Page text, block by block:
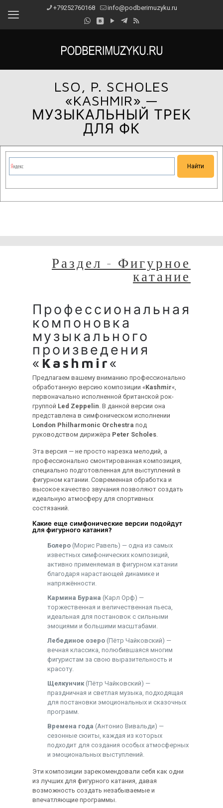
+79252760168 info@podberimuzyku.ru
LSO, P. SCHOLES
«KASHMIR» —
МУЗЫКАЛЬНЫЙ ТРЕК
ДЛЯ ФК
Раздел - Фигурное
катание
Профессиональная
компоновка
музыкального
произведения
« Kashmir«
Предлагаем вашему вниманию профессионально
обработанную версию композиции «Kashmir«,
первоначально исполненной британской рок-
группой Led Zeppelin. В данной версии она
представлена в симфоническом исполнении
London Philharmonic Orchestra под
руководством дирижёра Peter Scholes.
Эта версия — не просто нарезка мелодий, а
профессионально смонтированная композиция,
специально подготовленная для выступлений в
фигурном катании. Современная обработка и
высокое качество звучания позволяют создать
идеальную атмосферу для спортивных
состязаний.
Какие еще симфонические версии подойдут
для фигурного катания?
Болеро (Морис Равель) — одна из самых
известных симфонических композиций,
активно применяемая в фигурном катании
благодаря нарастающей динамике и
напряжённости.
Кармина Бурана (Карл Орф) —
торжественная и величественная пьеса,
идеальная для постановок с сильными
эмоциями и большими масштабами.
Лебединое озеро (Пётр Чайковский) —
вечная классика, полюбившаяся многим
фигуристам за свою выразительность и
красоту.
Щелкунчик(Пётр Чайковский) —
праздничная и светлая музыка, подходящая
для постановки эмоциональных и сказочных
программ.
Времена года (Антонио Вивальди) —
сезонные сюиты, каждая из которых
подходит для создания особых атмосферных
и эмоциональных выступлений.
Эти композиции зарекомендовали себя как одни
из лучших для фигурного катания, давая
возможность создать незабываемые и
впечатляющие программы.